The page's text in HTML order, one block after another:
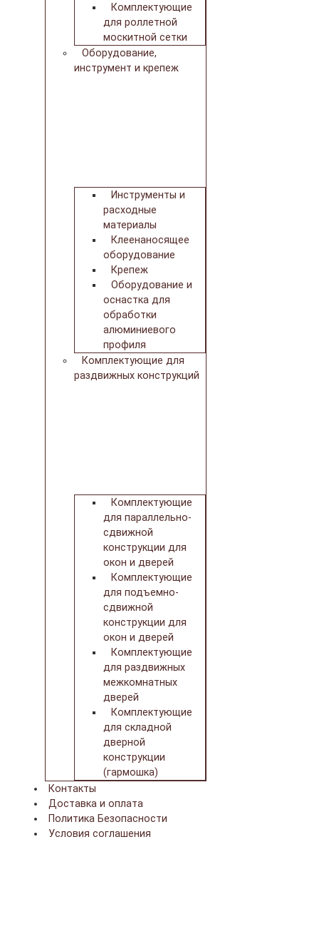
Комплектующие
для роллетной
москитной сетки
Оборудование,
инструмент и крепеж
Инструменты и
расходные
материалы
Клеенаносящее
оборудование
Крепеж
Оборудование и
оснастка для
обработки
алюминиевого
профиля
Комплектующие для
раздвижных конструкций
Комплектующие
для параллельно-
сдвижной
конструкции для
окон и дверей
Комплектующие
для подъемно-
сдвижной
конструкции для
окон и дверей
Комплектующие
для раздвижных
межкомнатных
дверей
Комплектующие
для складной
дверной
конструкции
(гармошка)
Контакты
Доставка и оплата
Политика Безопасности
Условия соглашения